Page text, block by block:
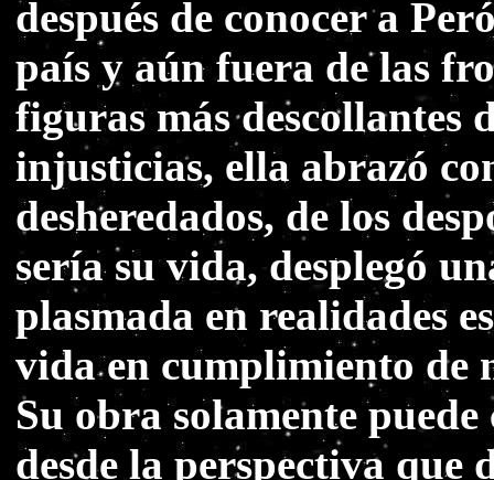
después de conocer a
país y aún fuera de las
figuras más descollantes
injusticias, ella abrazó
desheredados, de los
sería su vida, desplegó
plasmada en realidades
vida en cumplimiento de
Su obra solamente
desde la perspectiva que